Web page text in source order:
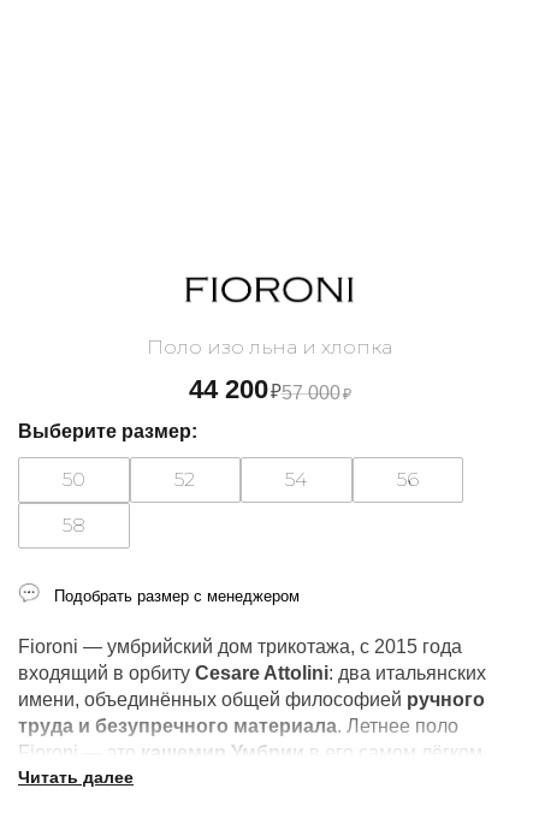
Поло изо льна и хлопка
44 200₽57 000₽
Fioroni — умбрийский дом трикотажа, с 2015 года
входящий в орбиту Cesare Attolini: два итальянских
имени, объединённых общей философией ручного
труда и безупречного материала. Летнее поло
Fioroni — это кашемир Умбрии в его самом лёгком
воплощении: открытый воротник, прямой низ,
Читать далее
Выберите размер:
50 52 54
56
58
Подобрать размер с менеджером